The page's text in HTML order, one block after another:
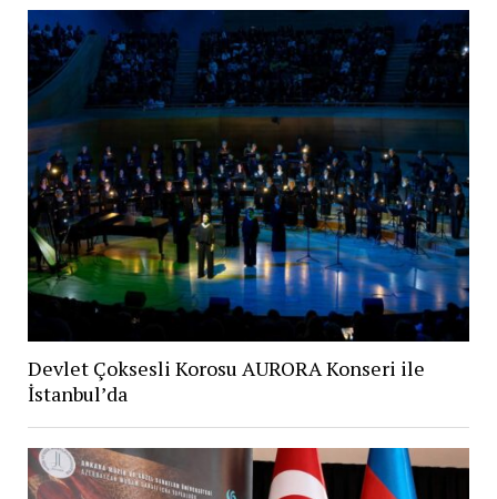
Devlet Çoksesli Korosu AURORA Konseri ile
İstanbul’da